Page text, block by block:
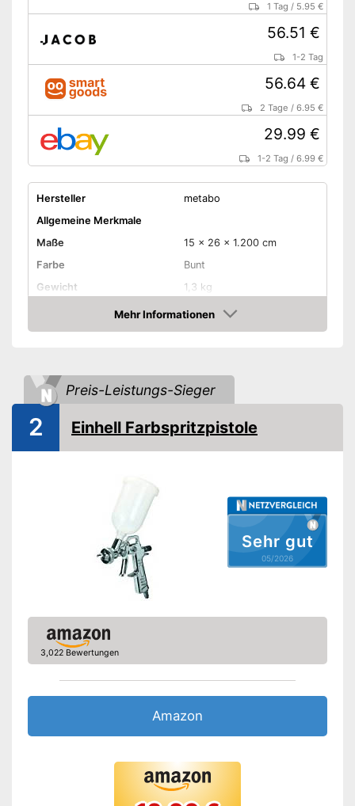
1 Tag / 5.95 €
56.51 €
1-2 Tag
56.64 €
2 Tage /6.95 €
29.99 €
1-2 Tag /6.99 €
Hersteller
metabo
Allgemeine Merkmale
Maße
15 x 26 x 1.200 cm
Farbe
Bunt
Gewicht
1,3 kg
Produkteigenschaften
Antriebsart
- Druckluft
Leistung
Mehr Informationen
Amazon
Preis-Leistungs-Sieger
Sehr gut
05/2026
2 Einhell Farbspritzpistole
3,022 Bewertungen
Amazon